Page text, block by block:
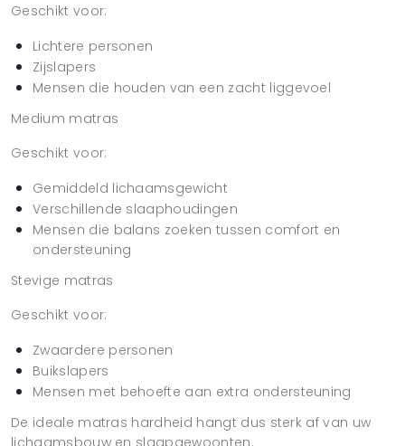
Geschikt voor:
Lichtere personen
Zijslapers
Mensen die houden van een zacht liggevoel
Medium matras
Geschikt voor:
Gemiddeld lichaamsgewicht
Verschillende slaaphoudingen
Mensen die balans zoeken tussen comfort en
ondersteuning
Stevige matras
Geschikt voor:
Zwaardere personen
Buikslapers
Mensen met behoefte aan extra ondersteuning
De ideale matras hardheid hangt dus sterk af van uw
lichaamsbouw en slaapgewoonten.